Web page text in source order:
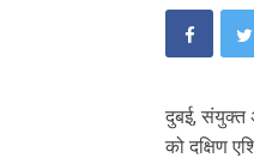
दुबई, संयुक्त
को दक्षिण